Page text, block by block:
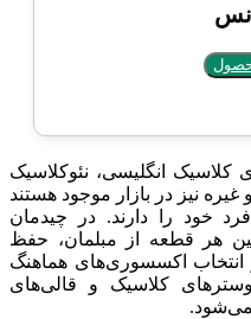
کلاسیک انگلیسی، نئوکلاسیک
نیز در بازار موجود هستند
خود را دارند. در چیدمان
بین هر قطعه از مبلمان، حفظ
اکسسوری‌های هماهنگ
کلاسیک و قالی‌های